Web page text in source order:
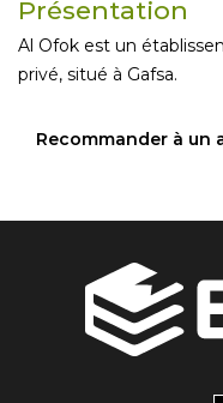
Présentation
Al Ofok est un
privé, situé à Gafsa.
Recommander à un